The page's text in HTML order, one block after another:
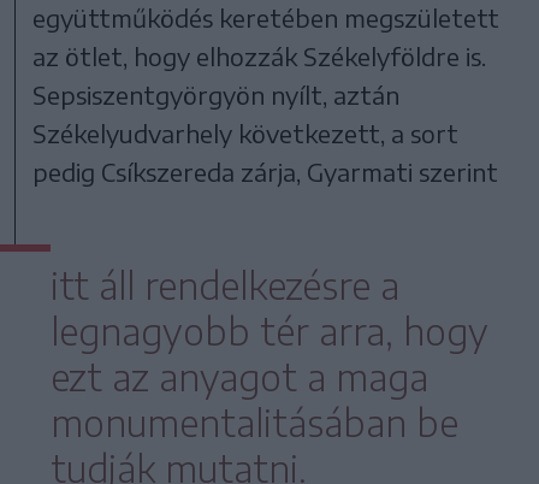
együttműködés keretében megszületett
az ötlet, hogy elhozzák Székelyföldre is.
Sepsiszentgyörgyön nyílt, aztán
Székelyudvarhely következett, a sort
pedig Csíkszereda zárja, Gyarmati szerint
itt áll rendelkezésre a
legnagyobb tér arra, hogy
ezt az anyagot a maga
monumentalitásában be
tudják mutatni.